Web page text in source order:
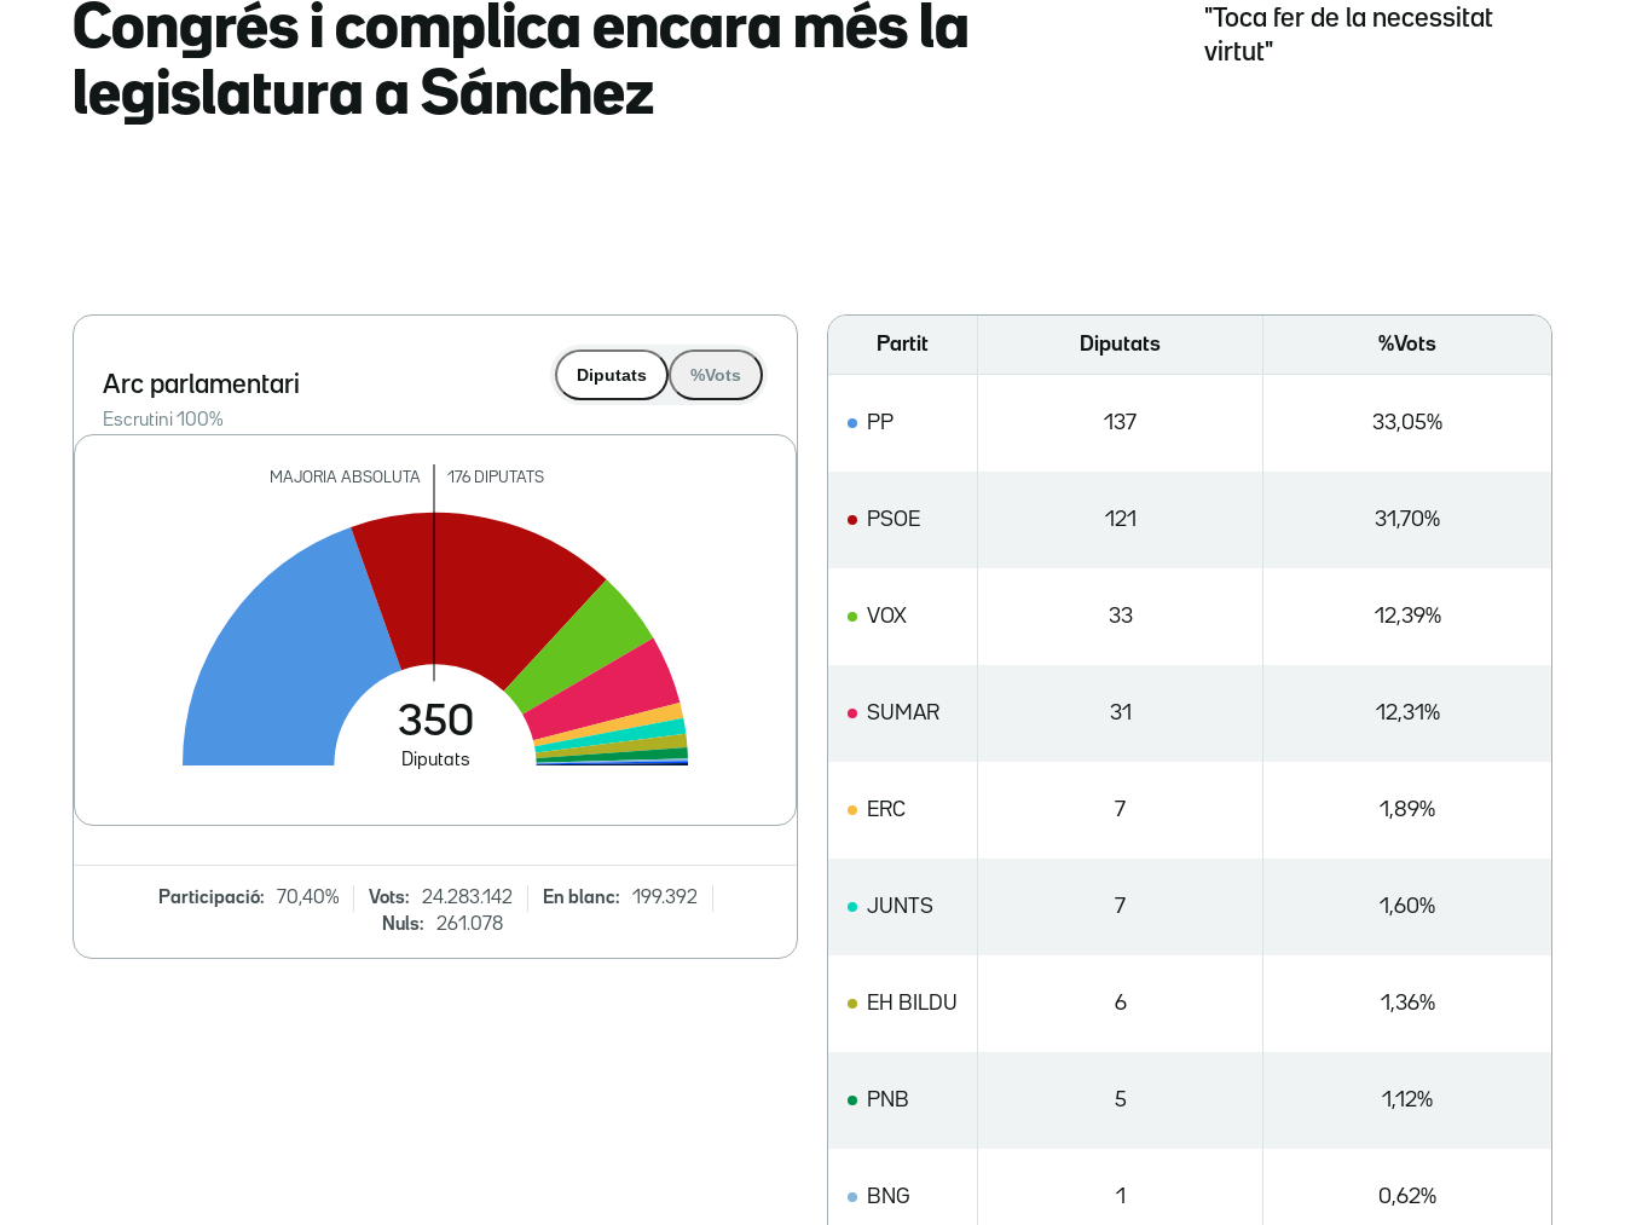
Congrés i complica encara més la
legislatura a Sánchez
"Toca fer de la necessitat
virtut"
Arc parlamentari
Escrutini 100%
Diputats %Vots
Participació: 70,40% Vots: 24.283.142 En blanc:
199.392
Nuls:
261.078
Partit Diputats %Vots
PP 137 33,05%
PSOE 121 31,70%
VOX 33 12,39%
SUMAR 31 12,31%
ERC 7 1,89%
JUNTS 7 1,60%
EH BILDU 6 1,36%
PNB 5 1,12%
BNG 1 0,62%